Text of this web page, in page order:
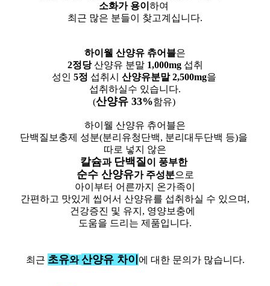
소화가 용이 하여
최근 많은 분들이 찾고계십니다.
하이웰 산양유 츄어블은
2정당산양유 분말 1,000mg 섭취
성인 5정 섭취시 산양유분말 2,500mg을
섭취하실수 있습니다.
(산양유 33%함유)
하이웰 산양유 츄어블은
단백질보충제 성분(분리유청단백, 분리대두단백 등)을
따로 넣지 않은
칼슘과 단백질이 풍부한
순수 산양유가 주성분으로
아이부터 어른까지 온가족이
간편하고 맛있게 씹어서 산양유를 섭취하실 수 있으며,
건강증진 및 유지, 영양보충에
도움을 드리는 제품입니다.
최근 초유와산양유 차이 에 대한 문의가 많습니다.